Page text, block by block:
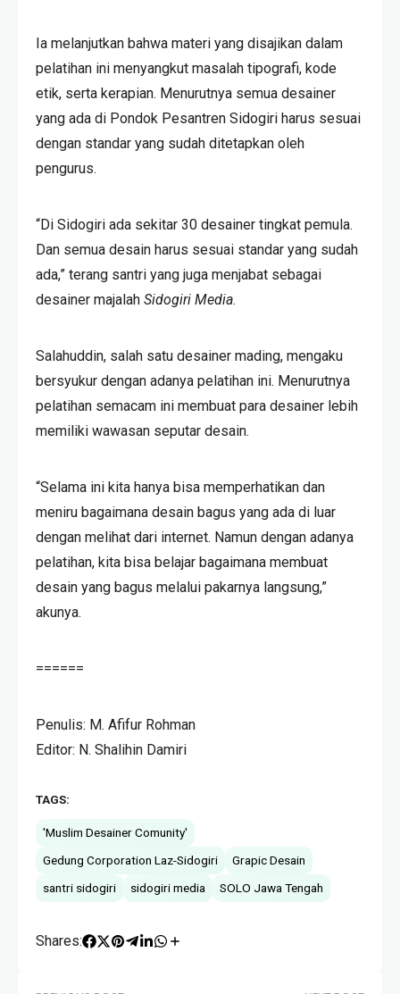
Ia melanjutkan bahwa materi yang disajikan dalam
pelatihan ini menyangkut masalah tipografi, kode
etik, serta kerapian. Menurutnya semua desainer
yang ada di Pondok Pesantren Sidogiri harus sesuai
dengan standar yang sudah ditetapkan oleh
pengurus.
“Di Sidogiri ada sekitar 30 desainer tingkat pemula.
Dan semua desain harus sesuai standar yang sudah
ada,” terang santri yang juga menjabat sebagai
desainer majalah Sidogiri Media.
Salahuddin, salah satu desainer mading, mengaku
bersyukur dengan adanya pelatihan ini. Menurutnya
pelatihan semacam ini membuat para desainer lebih
memiliki wawasan seputar desain.
“Selama ini kita hanya bisa memperhatikan dan
meniru bagaimana desain bagus yang ada di luar
dengan melihat dari internet. Namun dengan adanya
pelatihan, kita bisa belajar bagaimana membuat
desain yang bagus melalui pakarnya langsung,”
akunya.
======
Penulis: M. Afifur Rohman
Editor: N. Shalihin Damiri
TAGS:
'Muslim Desainer Comunity'
Gedung Corporation Laz-Sidogiri
Grapic Desain
santri sidogiri
sidogiri media SOLO Jawa Tengah
Shares: